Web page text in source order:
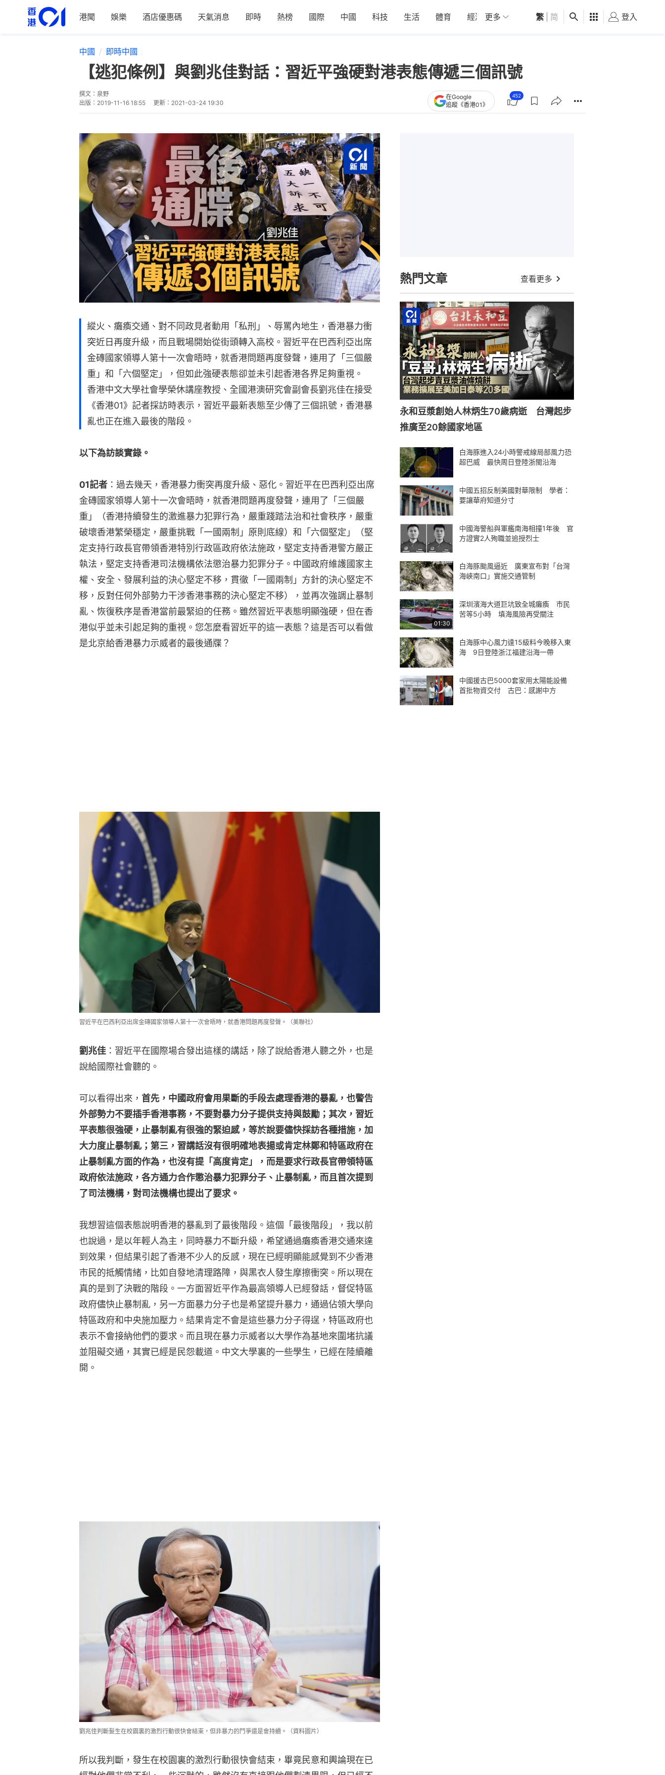
港聞 娛樂 酒店優惠碼 天氣消息 即時 熱榜 國際 中國 科技 生活 體育 經濟 01深圳 觀點 健康 好食玩飛
更多 繁 简 登入
中國 即時中國
【逃犯條例】與劉兆佳對話：習近平強硬對港表態傳遞三個訊號
撰文： 泉野
出版： 2019-11-16 18:55 更新： 2021-03-24 19:30
在Google
追蹤《香港01》
452
縱火、癱瘓交通、對不同政見者動用「私刑」、辱罵內地生，香港暴力衝
突近日再度升級，而且戰場開始從街頭轉入高校。習近平在巴西利亞出席
金磚國家領導人第十一次會晤時，就香港問題再度發聲，連用了「三個嚴
重」和「六個堅定」，但如此強硬表態卻並未引起香港各界足夠重視。
香港中文大學社會學榮休講座教授、全國港澳研究會副會長劉兆佳在接受
《香港01》記者採訪時表示，習近平最新表態至少傳了三個訊號，香港暴
亂也正在進入最後的階段。
以下為訪談實錄。
01記者 ：過去幾天，香港暴力衝突再度升級、惡化。習近平在巴西利亞出席
金磚國家領導人第十一次會晤時，就香港問題再度發聲，連用了「三個嚴
重」（香港持續發生的激進暴力犯罪行為，嚴重踐踏法治和社會秩序，嚴重
破壞香港繁榮穩定，嚴重挑戰「一國兩制」原則底線）和「六個堅定」（堅
定支持行政長官帶領香港特別行政區政府依法施政，堅定支持香港警方嚴正
執法，堅定支持香港司法機構依法懲治暴力犯罪分子。中國政府維護國家主
權、安全、發展利益的決心堅定不移，貫徹「一國兩制」方針的決心堅定不
移，反對任何外部勢力干涉香港事務的決心堅定不移），並再次強調止暴制
亂、恢復秩序是香港當前最緊迫的任務。雖然習近平表態明顯強硬，但在香
港似乎並未引起足夠的重視。您怎麼看習近平的這一表態？這是否可以看做
是北京給香港暴力示威者的最後通牒？
習近平在巴西利亞出席金磚國家領導人第十一次會晤時，就香港問題再度發聲。（美聯社）
劉兆佳 ：習近平在國際場合發出這樣的講話，除了說給香港人聽之外，也是
說給國際社會聽的。
可以看得出來， 首先，中國政府會用果斷的手段去處理香港的暴亂，也警告
外部勢力不要插手香港事務，不要對暴力分子提供支持與鼓勵；其次，習近
平表態很強硬，止暴制亂有很強的緊迫感，等於說要儘快採訪各種措施，加
大力度止暴制亂；第三，習講話沒有很明確地表揚或肯定林鄭和特區政府在
止暴制亂方面的作為，也沒有提「高度肯定」，而是要求行政長官帶領特區
政府依法施政，各方通力合作懲治暴力犯罪分子、止暴制亂，而且首次提到
了司法機構，對司法機構也提出了要求。
我想習這個表態說明香港的暴亂到了最後階段。這個「最後階段」，我以前
也說過，是以年輕人為主，同時暴力不斷升級，希望通過癱瘓香港交通來達
到效果，但結果引起了香港不少人的反感，現在已經明顯能感覺到不少香港
市民的抵觸情緒，比如自發地清理路障，與黑衣人發生摩擦衝突。所以現在
真的是到了決戰的階段。一方面習近平作為最高領導人已經發話，督促特區
政府儘快止暴制亂，另一方面暴力分子也是希望提升暴力，通過佔領大學向
特區政府和中央施加壓力。結果肯定不會是這些暴力分子得逞，特區政府也
表示不會接納他們的要求。而且現在暴力示威者以大學作為基地來圍堵抗議
並阻礙交通，其實已經是民怨載道。中文大學裏的一些學生，已經在陸續離
開。
劉兆佳判斷髮生在校園裏的激烈行動很快會結束，但非暴力的鬥爭還是會持續。（資料圖片）
所以我判斷，發生在校園裏的激烈行動很快會結束，畢竟民意和輿論現在已
熱門文章 查看更多
永和豆漿創始人林炳生70歲病逝 台灣起步
推廣至20餘國家地區
白海豚進入24小時警戒線局部風力恐
超巴威 最快周日登陸浙閩沿海
中國五招反制美國對華限制 學者：
要讓華府知道分寸
中國海警船與軍艦南海相撞1年後 官
方證實2人殉職並追授烈士
白海豚颱風逼近 廣東宣布對「台灣
海峽南口」實施交通管制
01:30
深圳濱海大道巨坑致全城癱瘓 市民
苦等5小時 填海風險再受關注
白海豚中心風力達15級料今晚移入東
海 9日登陸浙江福建沿海一帶
中國援古巴5000套家用太陽能設備
首批物資交付 古巴：感謝中方